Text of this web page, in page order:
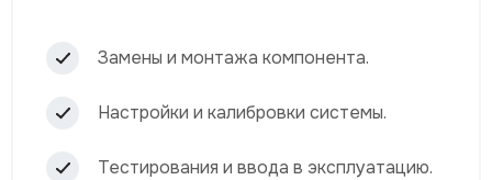
Замены и монтажа компонента.
Настройки и калибровки системы.
Тестирования и ввода в эксплуатацию.